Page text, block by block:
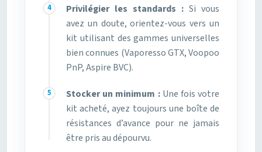
Privilégier les standards : Si vous
avez un doute, orientez-vous vers un
kit utilisant des gammes universelles
bien connues (Vaporesso GTX, Voopoo
PnP, Aspire BVC).
Stocker un minimum :Une fois votre
kit acheté, ayez toujours une boîte de
résistances d’avance pour ne jamais
être pris au dépourvu.